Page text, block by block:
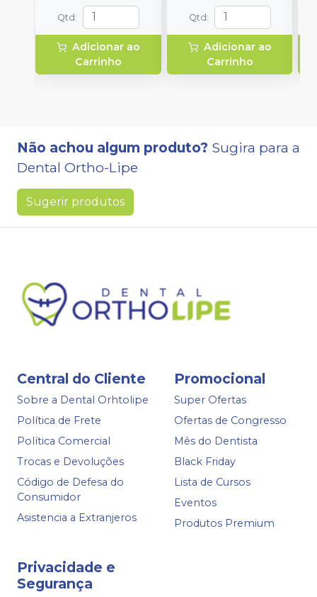
Qtd :
Adicionar ao
Carrinho
Qtd :
Adicionar ao
Carrinho
Não achou algum produto? Sugira para a
Dental Ortho-Lipe
Sugerir produtos
Central do Cliente
Sobre a Dental Orhtolipe
Política de Frete
Política Comercial
Trocas e Devoluções
Código de Defesa do
Consumidor
Asistencia a Extranjeros
Promocional
Super Ofertas
Ofertas de Congresso
Mês do Dentista
Black Friday
Lista de Cursos
Eventos
Produtos Premium
Privacidade e
Segurança